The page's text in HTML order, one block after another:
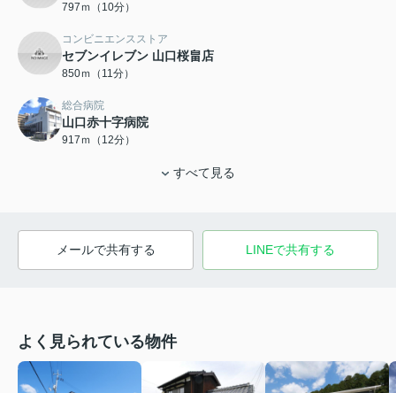
797ｍ（10分）
コンビニエンスストア
セブンイレブン 山口桜畠店
850ｍ（11分）
総合病院
山口赤十字病院
917ｍ（12分）
すべて見る
メールで共有する LINEで共有する
よく見られている物件